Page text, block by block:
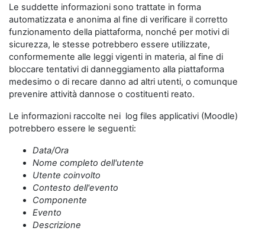
Le suddette informazioni sono trattate in forma
automatizzata e anonima al fine di verificare il corretto
funzionamento della piattaforma, nonché per motivi di
sicurezza, le stesse potrebbero essere utilizzate,
conformemente alle leggi vigenti in materia, al fine di
bloccare tentativi di danneggiamento alla piattaforma
medesimo o di recare danno ad altri utenti, o comunque
prevenire attività dannose o costituenti reato.
Le informazioni raccolte nei log files applicativi (Moodle)
potrebbero essere le seguenti:
Data/Ora
Nome completo dell'utente
Utente coinvolto
Contesto dell'evento
Componente
Evento
Descrizione